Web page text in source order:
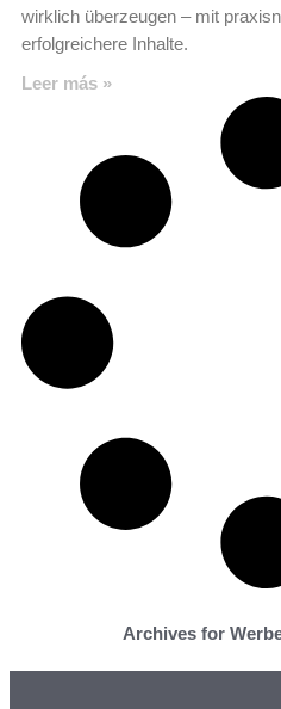
wirklich überzeugen – mit
erfolgreichere Inhalte.
Leer más »
Archives for